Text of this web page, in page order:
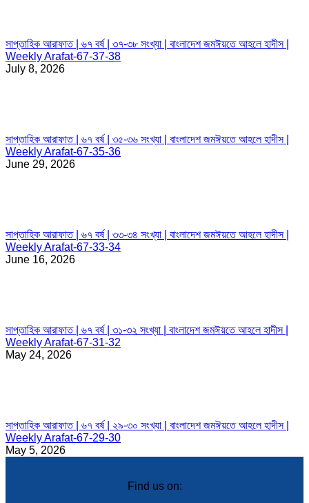
সাপ্তাহিক আরাফাত | ৬৭ বর্ষ | ৩৭-৩৮ সংখ্যা | বাংলাদেশ জমঈয়তে আহলে হাদীস |
Weekly Arafat-67-37-38
July 8, 2026
সাপ্তাহিক আরাফাত | ৬৭ বর্ষ | ৩৫-৩৬ সংখ্যা | বাংলাদেশ জমঈয়তে আহলে হাদীস |
Weekly Arafat-67-35-36
June 29, 2026
সাপ্তাহিক আরাফাত | ৬৭ বর্ষ | ৩৩-৩৪ সংখ্যা | বাংলাদেশ জমঈয়তে আহলে হাদীস |
Weekly Arafat-67-33-34
June 16, 2026
সাপ্তাহিক আরাফাত | ৬৭ বর্ষ | ৩১-৩২ সংখ্যা | বাংলাদেশ জমঈয়তে আহলে হাদীস |
Weekly Arafat-67-31-32
May 24, 2026
সাপ্তাহিক আরাফাত | ৬৭ বর্ষ | ২৯-৩০ সংখ্যা | বাংলাদেশ জমঈয়তে আহলে হাদীস |
Weekly Arafat-67-29-30
May 5, 2026
Find us on: